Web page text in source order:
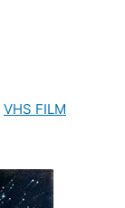
VHS FILM